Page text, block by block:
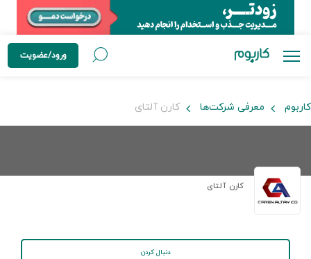
ورود/عضویت
کاربوم معرفی شرکت‌ها کارن آلتای
کارن آلتای
دنبال کردن